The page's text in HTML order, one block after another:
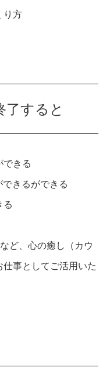
り方
了すると
できる
きるができる
る
ど、心の癒し（カウ
事としてご活用いた